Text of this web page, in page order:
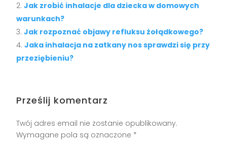
Jak zrobić inhalacje dla dziecka w domowych
warunkach?
Jak rozpoznać objawy refluksu żołądkowego?
Jaka inhalacja na zatkany nos sprawdzi się przy
przeziębieniu?
Prześlij komentarz
Twój adres email nie zostanie opublikowany.
Wymagane pola są oznaczone *